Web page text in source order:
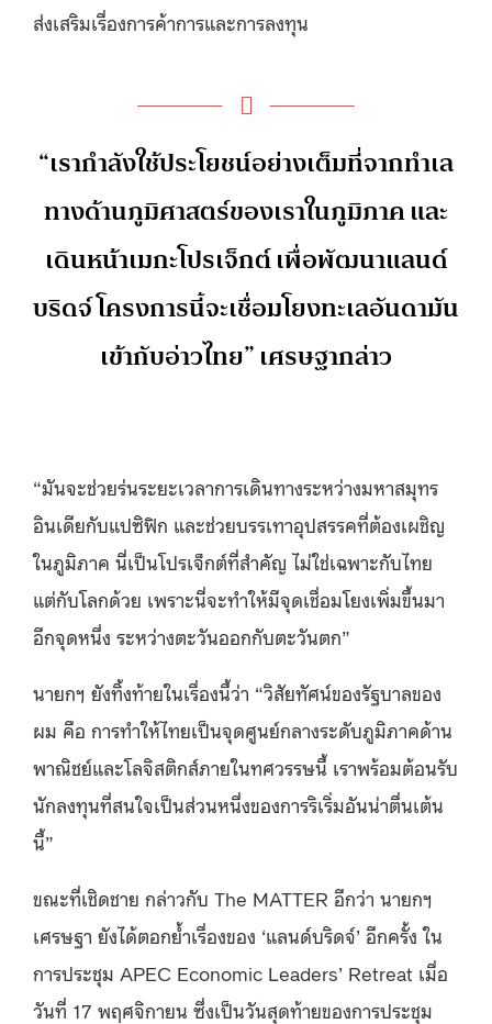
ส่งเสริมเรื่องการค้าการและการลงทุน
“เรากำลังใช้ประโยชน์อย่างเต็มที่จากทำเล
ทางด้านภูมิศาสตร์ของเราในภูมิภาค และ
เดินหน้าเมกะโปรเจ็กต์ เพื่อพัฒนาแลนด์
บริดจ์ โครงการนี้จะเชื่อมโยงทะเลอันดามัน
เข้ากับอ่าวไทย” เศรษฐากล่าว
“มันจะช่วยร่นระยะเวลาการเดินทางระหว่างมหาสมุทร
อินเดียกับแปซิฟิก และช่วยบรรเทาอุปสรรคที่ต้องเผชิญ
ในภูมิภาค นี่เป็นโปรเจ็กต์ที่สำคัญ ไม่ใช่เฉพาะกับไทย
แต่กับโลกด้วย เพราะนี่จะทำให้มีจุดเชื่อมโยงเพิ่มขึ้นมา
อีกจุดหนึ่ง ระหว่างตะวันออกกับตะวันตก”
นายกฯ ยังทิ้งท้ายในเรื่องนี้ว่า “วิสัยทัศน์ของรัฐบาลของ
ผม คือ การทำให้ไทยเป็นจุดศูนย์กลางระดับภูมิภาคด้าน
พาณิชย์และโลจิสติกส์ภายในทศวรรษนี้ เราพร้อมต้อนรับ
นักลงทุนที่สนใจเป็นส่วนหนึ่งของการริเริ่มอันน่าตื่นเต้น
นี้”
ขณะที่เชิดชาย กล่าวกับ The MATTER อีกว่า นายกฯ
เศรษฐา ยังได้ตอกย้ำเรื่องของ ‘แลนด์บริดจ์’ อีกครั้ง ใน
การประชุม APEC Economic Leaders’ Retreat เมื่อ
วันที่ 17 พฤศจิกายน ซึ่งเป็นวันสุดท้ายของการประชุม